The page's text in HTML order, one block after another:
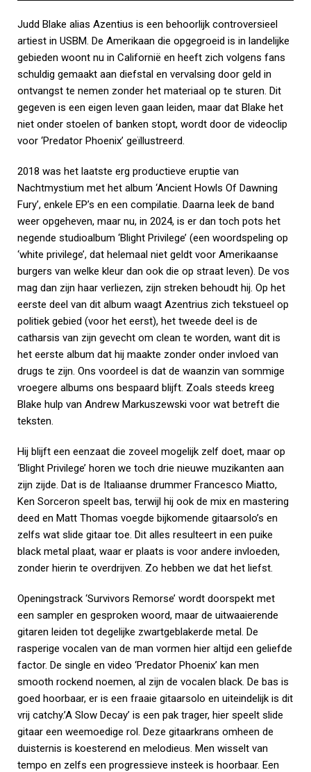
Judd Blake alias Azentius is een behoorlijk controversieel
artiest in USBM. De Amerikaan die opgegroeid is in landelijke
gebieden woont nu in Californië en heeft zich volgens fans
schuldig gemaakt aan diefstal en vervalsing door geld in
ontvangst te nemen zonder het materiaal op te sturen. Dit
gegeven is een eigen leven gaan leiden, maar dat Blake het
niet onder stoelen of banken stopt, wordt door de videoclip
voor ‘Predator Phoenix’ geïllustreerd.
2018 was het laatste erg productieve eruptie van
Nachtmystium met het album ‘Ancient Howls Of Dawning
Fury’, enkele EP’s en een compilatie. Daarna leek de band
weer opgeheven, maar nu, in 2024, is er dan toch pots het
negende studioalbum ‘Blight Privilege’ (een woordspeling op
‘white privilege’, dat helemaal niet geldt voor Amerikaanse
burgers van welke kleur dan ook die op straat leven). De vos
mag dan zijn haar verliezen, zijn streken behoudt hij. Op het
eerste deel van dit album waagt Azentrius zich tekstueel op
politiek gebied (voor het eerst), het tweede deel is de
catharsis van zijn gevecht om clean te worden, want dit is
het eerste album dat hij maakte zonder onder invloed van
drugs te zijn. Ons voordeel is dat de waanzin van sommige
vroegere albums ons bespaard blijft. Zoals steeds kreeg
Blake hulp van Andrew Markuszewski voor wat betreft die
teksten.
Hij blijft een eenzaat die zoveel mogelijk zelf doet, maar op
‘Blight Privilege’ horen we toch drie nieuwe muzikanten aan
zijn zijde. Dat is de Italiaanse drummer Francesco Miatto,
Ken Sorceron speelt bas, terwijl hij ook de mix en mastering
deed en Matt Thomas voegde bijkomende gitaarsolo’s en
zelfs wat slide gitaar toe. Dit alles resulteert in een puike
black metal plaat, waar er plaats is voor andere invloeden,
zonder hierin te overdrijven. Zo hebben we dat het liefst.
Openingstrack ‘Survivors Remorse’ wordt doorspekt met
een sampler en gesproken woord, maar de uitwaaierende
gitaren leiden tot degelijke zwartgeblakerde metal. De
rasperige vocalen van de man vormen hier altijd een geliefde
factor. De single en video ‘Predator Phoenix’ kan men
smooth rockend noemen, al zijn de vocalen black. De bas is
goed hoorbaar, er is een fraaie gitaarsolo en uiteindelijk is dit
vrij catchy.’A Slow Decay’ is een pak trager, hier speelt slide
gitaar een weemoedige rol. Deze gitaarkrans omheen de
duisternis is koesterend en melodieus. Men wisselt van
tempo en zelfs een progressieve insteek is hoorbaar. Een